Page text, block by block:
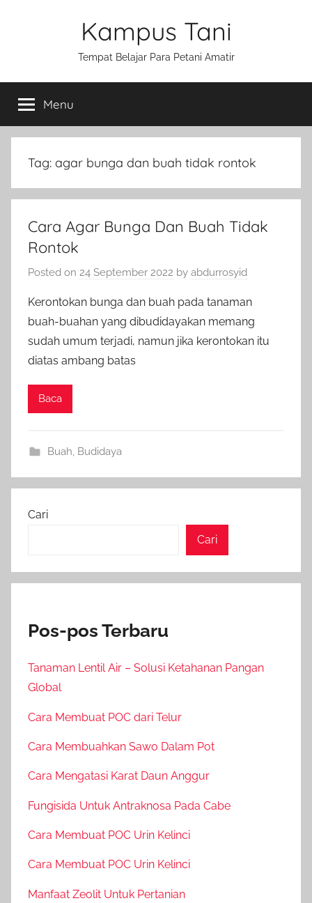
Kampus Tani
Tempat Belajar Para Petani Amatir
Menu
Tag: agar bunga dan buah tidak rontok
Cara Agar Bunga Dan Buah Tidak
Rontok
Posted on 24 September 2022 by abdurrosyid
Kerontokan bunga dan buah pada tanaman
buah-buahan yang dibudidayakan memang
sudah umum terjadi, namun jika kerontokan itu
diatas ambang batas
Baca
Buah Budidaya
Cari
Cari
Pos-pos Terbaru
Tanaman Lentil Air – Solusi Ketahanan Pangan
Global
Cara Membuat POC dari Telur
Cara Membuahkan Sawo Dalam Pot
Cara Mengatasi Karat Daun Anggur
Fungisida Untuk Antraknosa Pada Cabe
Cara Membuat POC Urin Kelinci
Cara Membuat POC Urin Kelinci
Manfaat Zeolit Untuk Pertanian